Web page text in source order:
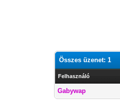
Összes üzenet: 1
Felhasználó
Gabywap